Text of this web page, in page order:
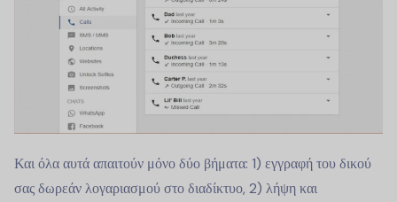
Και όλα αυτά απαιτούν μόνο δύο βήματα: 1) εγγραφή του δικού
σας δωρεάν λογαριασμού στο διαδίκτυο, 2) λήψη και